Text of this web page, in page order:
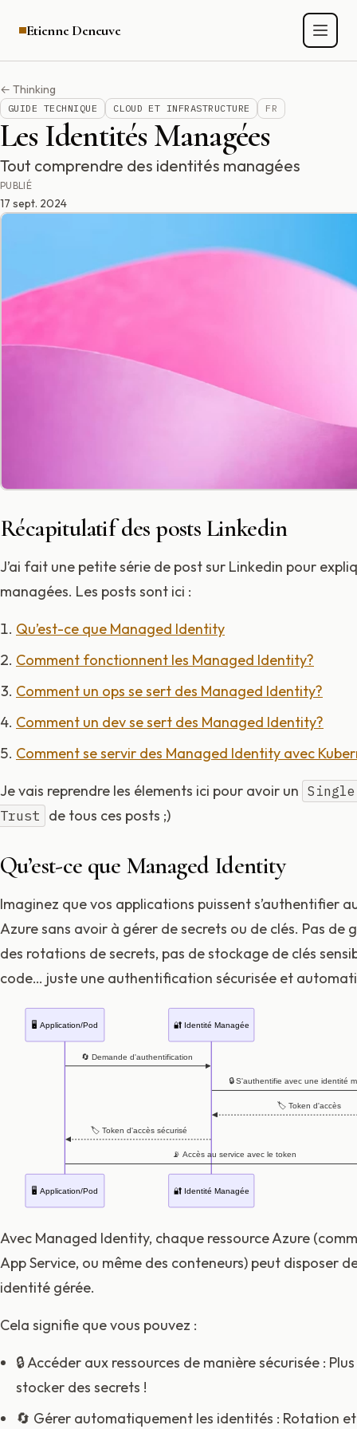
Etienne Deneuve
← Thinking
GUIDE TECHNIQUE CLOUD ET INFRASTRUCTURE FR
Les Identités Managées
Tout comprendre des identités managées
PUBLIÉ
17 sept. 2024
Récapitulatif des posts Linkedin
J’ai fait une petite série de post sur Linkedin pour
managées. Les posts sont ici :
Qu’est-ce que Managed Identity
Comment fonctionnent les Managed Identity?
Comment un ops se sert des Managed Identity?
Comment un dev se sert des Managed Identity?
Comment se servir des Managed Identity avec
Je vais reprendre les élements ici pour avoir un
Trust de tous ces posts ;)
Qu’est-ce que Managed Identity
Imaginez que vos applications puissent s’authentifier
Azure sans avoir à gérer de secrets ou de clés. Pas de
des rotations de secrets, pas de stockage de clés
code… juste une authentification sécurisée et
🔐 Identité Managée
🖥️ Application/Pod
🔐 Identité Managée
🖥️ Application/Pod
🔄 Demande d'authentification
🔒 S'authentifie avec une identité
🏷️ Token d'accès
🏷️ Token d'accès sécurisé
📡 Accès au service avec le token
Avec Managed Identity, chaque ressource Azure
App Service, ou même des conteneurs) peut disposer
identité gérée.
Cela signifie que vous pouvez :
🔒 Accéder aux ressources de manière sécurisée :
stocker des secrets !
🔄 Gérer automatiquement les identités : Rotation